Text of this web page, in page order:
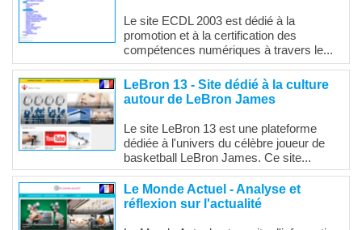
Le site ECDL 2003 est dédié à la
promotion et à la certification des
compétences numériques à travers le...
LeBron 13 - Site dédié à la culture
autour de LeBron James
Le site LeBron 13 est une plateforme
dédiée à l'univers du célèbre joueur de
basketball LeBron James. Ce site...
Le Monde Actuel - Analyse et
réflexion sur l'actualité